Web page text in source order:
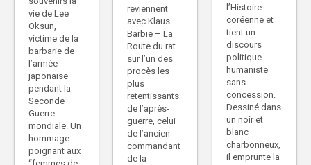
vie de Lee
Oksun,
victime de la
barbarie de
l’armée
japonaise
pendant la
Seconde
Guerre
mondiale. Un
hommage
poignant aux
reviennent
avec Klaus
Barbie – La
Route du rat
sur l’un des
procès les
plus
retentissants
de l’après-
guerre, celui
de l’ancien
commandant
de la
l’Histoire
coréenne et
tient un
discours
politique
humaniste
sans
concession.
Dessiné dans
un noir et
blanc
charbonneux,
il emprunte la